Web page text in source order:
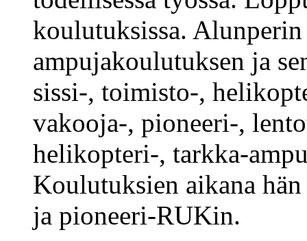
koulutuksissa.
ampujakoulutuksen ja
sissi-, toimisto-,
vakooja-, pioneeri-,
helikopteri-, tarkka-
Koulutuksien aikana
ja pioneeri-RUKin.